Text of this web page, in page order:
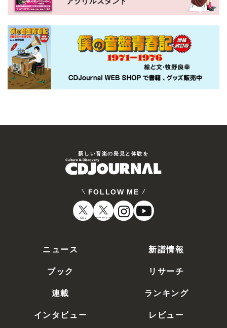
新しい⾳楽の発⾒と体験を
FOLLOW ME
CDJ オーディオ
ニュース
新譜情報
ブック
リサーチ
連載
ランキング
インタビュー
レビュー